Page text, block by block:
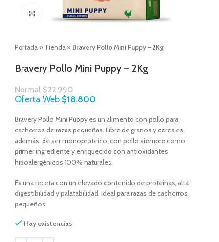
Click to enlarge
Portada » Tienda » Bravery Pollo Mini Puppy – 2Kg
Bravery Pollo Mini Puppy – 2Kg
Normal$22.990
Oferta Web $18.800
Bravery Pollo Mini Puppy es un alimento con pollo para
cachorros de razas pequeñas. Libre de granos y cereales,
además, de ser monoproteíco, con pollo siempre como
primer ingrediente y enriquecido con antioxidantes
hipoalergénicos 100% naturales.
Es una receta con un elevado contenido de proteínas, alta
digestibilidad y palatabilidad, ideal para razas de cachorros
pequeños.
Hay existencias